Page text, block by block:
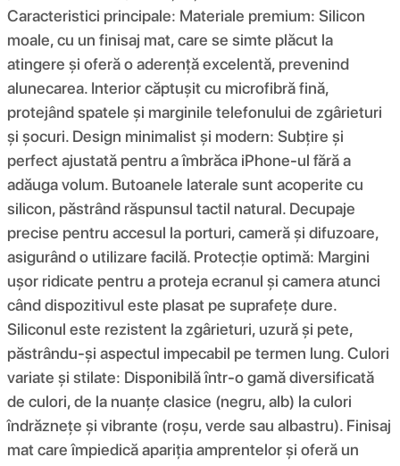
Caracteristici principale: Materiale premium: Silicon
moale, cu un finisaj mat, care se simte plăcut la
atingere și oferă o aderență excelentă, prevenind
alunecarea. Interior căptușit cu microfibră fină,
protejând spatele și marginile telefonului de zgârieturi
și șocuri. Design minimalist și modern: Subțire și
perfect ajustată pentru a îmbrăca iPhone-ul fără a
adăuga volum. Butoanele laterale sunt acoperite cu
silicon, păstrând răspunsul tactil natural. Decupaje
precise pentru accesul la porturi, cameră și difuzoare,
asigurând o utilizare facilă. Protecție optimă: Margini
ușor ridicate pentru a proteja ecranul și camera atunci
când dispozitivul este plasat pe suprafețe dure.
Siliconul este rezistent la zgârieturi, uzură și pete,
păstrându-și aspectul impecabil pe termen lung. Culori
variate și stilate: Disponibilă într-o gamă diversificată
de culori, de la nuanțe clasice (negru, alb) la culori
îndrăznețe și vibrante (roșu, verde sau albastru). Finisaj
mat care împiedică apariția amprentelor și oferă un